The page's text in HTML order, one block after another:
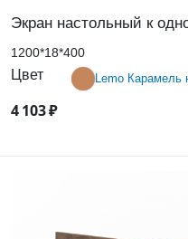
Экран настольный к
1200*18*400
Цвет Lemo Карамель
4103₽